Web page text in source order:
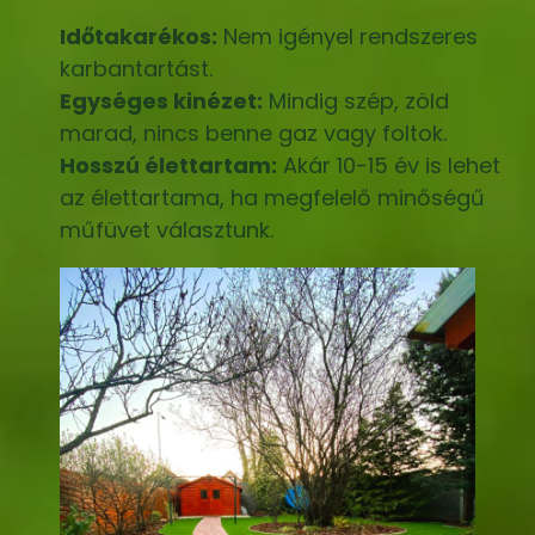
Időtakarékos: Nem igényel rendszeres
karbantartást.
Egységes kinézet: Mindig szép, zöld
marad, nincs benne gaz vagy foltok.
Hosszú élettartam: Akár 10-15 év is lehet
az élettartama, ha megfelelő minőségű
műfüvet választunk.